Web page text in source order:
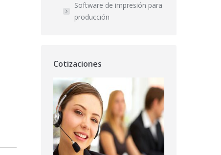
Software de impresión para
producción
Cotizaciones